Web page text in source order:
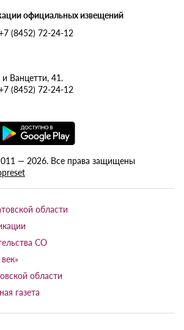
официальных извещений
(8452) 72-24-12
и Ванцетти, 41.
(8452) 72-24-12
— 2026. Все права защищены
области
СО
области
газета